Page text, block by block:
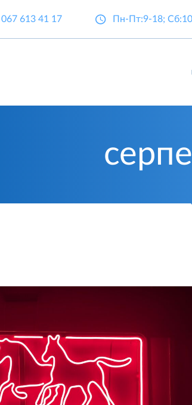
613 41 17 Пн-Пт:9-18;